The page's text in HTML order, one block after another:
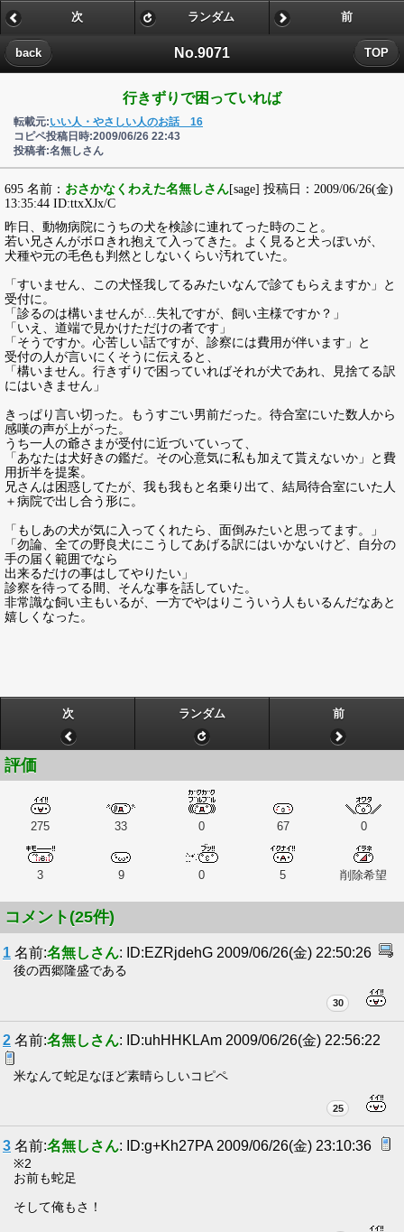
No.9071
back TOP
次 ランダム 前
行きずりで困っていれば
転載元:いい人・やさしい人のお話 16
コピペ投稿日時:2009/06/26 22:43
投稿者:名無しさん
695 名前： おさかなくわえた名無しさん[sage] 投稿日：2009/06/26(金)
13:35:44 ID:ttxXJx/C
昨日、動物病院にうちの犬を検診に連れてった時のこと。
若い兄さんがボロきれ抱えて入ってきた。よく見ると犬っぽいが、
犬種や元の毛色も判然としないくらい汚れていた。
「すいません、この犬怪我してるみたいなんで診てもらえますか」と
受付に。
「診るのは構いませんが…失礼ですが、飼い主様ですか？」
「いえ、道端で見かけただけの者です」
「そうですか。心苦しい話ですが、診察には費用が伴います」と
受付の人が言いにくそうに伝えると、
「構いません。行きずりで困っていればそれが犬であれ、見捨てる訳
にはいきません」
きっぱり言い切った。もうすごい男前だった。待合室にいた数人から
感嘆の声が上がった。
うち一人の爺さまが受付に近づいていって、
「あなたは犬好きの鑑だ。その心意気に私も加えて貰えないか」と費
用折半を提案。
兄さんは困惑してたが、我も我もと名乗り出て、結局待合室にいた人
＋病院で出し合う形に。
「もしあの犬が気に入ってくれたら、面倒みたいと思ってます。」
「勿論、全ての野良犬にこうしてあげる訳にはいかないけど、自分の
手の届く範囲でなら
出来るだけの事はしてやりたい」
診察を待ってる間、そんな事を話していた。
非常識な飼い主もいるが、一方でやはりこういう人もいるんだなあと
嬉しくなった。
次 ランダム 前
評価
275 33 0 67 0
3 9 0 5 削除希望
コメント(25件)
1 名前:名無しさん: ID:EZRjdehG 2009/06/26(金) 22:50:26
後の西郷隆盛である
30
2 名前:名無しさん: ID:uhHHKLAm 2009/06/26(金) 22:56:22
米なんて蛇足なほど素晴らしいコピペ
25
3 名前:名無しさん: ID:g+Kh27PA 2009/06/26(金) 23:10:36
※2
お前も蛇足
そして俺もさ！